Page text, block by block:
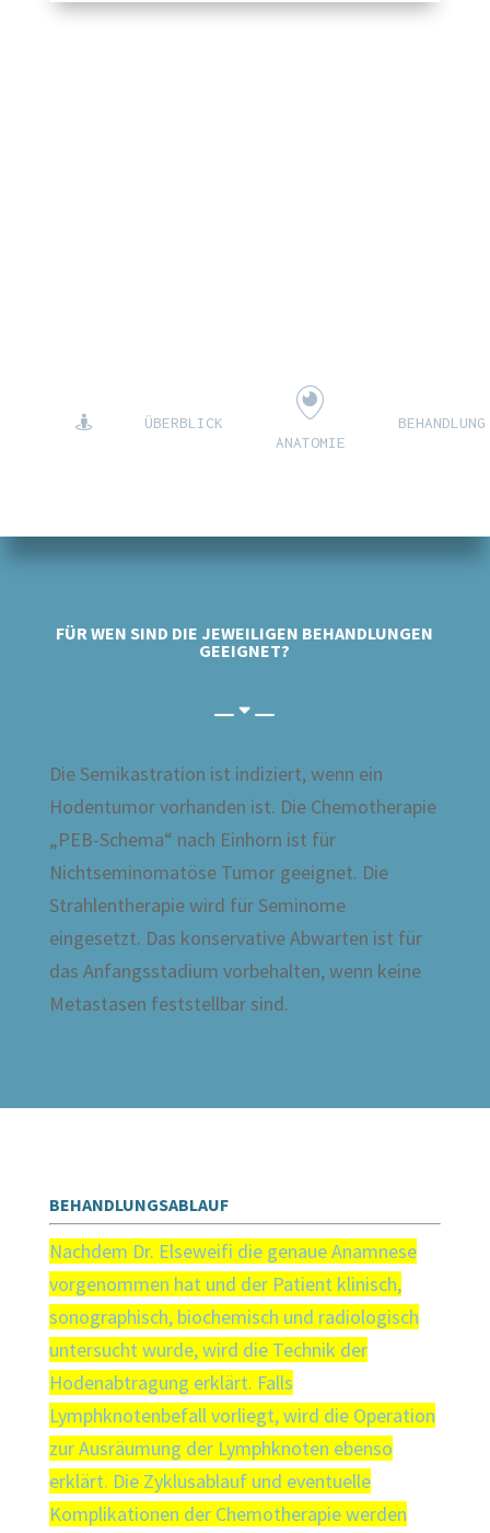
ÜBERBLICK
ANATOMIE
BEHANDLUNG
FÜR WEN SIND DIE JEWEILIGEN BEHANDLUNGEN
GEEIGNET?
Die Semikastration ist indiziert, wenn ein
Hodentumor vorhanden ist. Die Chemotherapie
„PEB-Schema“ nach Einhorn ist für
Nichtseminomatöse Tumor geeignet. Die
Strahlentherapie wird für Seminome
eingesetzt. Das konservative Abwarten ist für
das Anfangsstadium vorbehalten, wenn keine
Metastasen feststellbar sind.
BEHANDLUNGSABLAUF
Nachdem Dr. Elseweifi die genaue Anamnese
vorgenommen hat und der Patient klinisch,
sonographisch, biochemisch und radiologisch
untersucht wurde, wird die Technik der
Hodenabtragung erklärt. Falls
Lymphknotenbefall vorliegt, wird die Operation
zur Ausräumung der Lymphknoten ebenso
erklärt. Die Zyklusablauf und eventuelle
Komplikationen der Chemotherapie werden